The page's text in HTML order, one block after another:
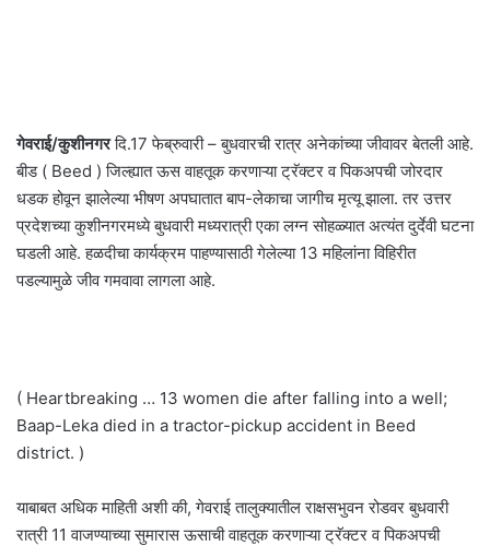
गेवराई/कुशीनगरदि.17 फेब्रुवारी – बुधवारची रात्र अनेकांच्या जीवावर बेतली आहे.
बीड ( Beed ) जिल्ह्यात ऊस वाहतूक करणाऱ्या ट्रॅक्टर व पिकअपची जोरदार
धडक होवून झालेल्या भीषण अपघातात बाप-लेकाचा जागीच मृत्यू झाला. तर उत्तर
प्रदेशच्या कुशीनगरमध्ये बुधवारी मध्यरात्री एका लग्न सोहळ्यात अत्यंत दुर्देवी घटना
घडली आहे. हळदीचा कार्यक्रम पाहण्यासाठी गेलेल्या 13 महिलांना विहिरीत
पडल्यामुळे जीव गमवावा लागला आहे.
( Heartbreaking … 13 women die after falling into a well;
Baap-Leka died in a tractor-pickup accident in Beed
district. )
याबाबत अधिक माहिती अशी की, गेवराई तालुक्यातील राक्षसभुवन रोडवर बुधवारी
रात्री 11 वाजण्याच्या सुमारास ऊसाची वाहतूक करणाऱ्या ट्रॅक्टर व पिकअपची